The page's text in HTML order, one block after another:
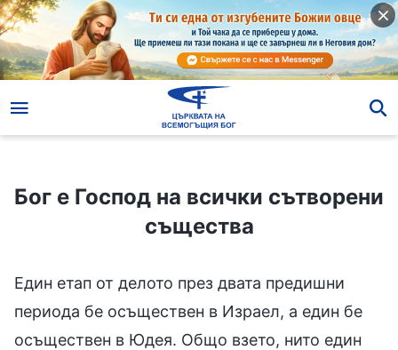
Бог е Господ на всички сътворени същества
Бог е Господ на всички сътворени
същества
Един етап от делото през двата предишни
периода бе осъществен в Израел, а един бе
осъществен в Юдея. Общо взето, нито един